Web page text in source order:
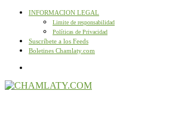
INFORMACION LEGAL
Limite de responsabilidad
Políticas de Privacidad
Suscríbete a los Feeds
Boletines Chamlaty.com